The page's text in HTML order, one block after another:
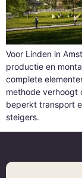
Voor Linden in
productie en
complete
methode verhoogt
beperkt transport
steigers.